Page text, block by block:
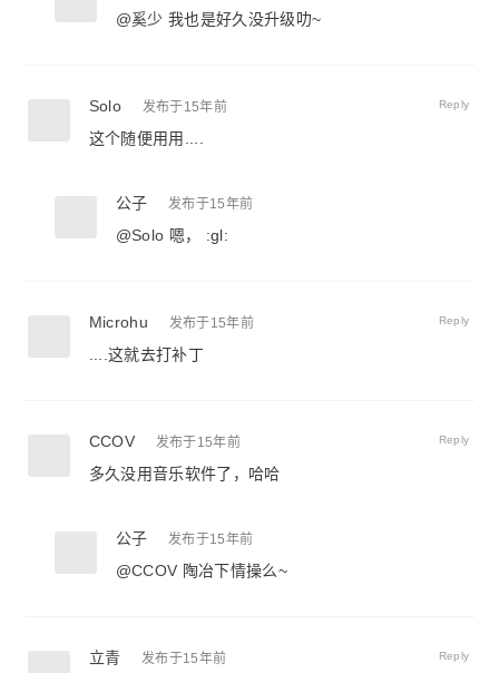
@奚少 我也是好久没升级叻~
Reply
Solo 发布于15年前
这个随便用用....
公子 发布于15年前
@Solo 嗯， :gl:
Reply
Microhu 发布于15年前
....这就去打补丁
Reply
CCOV 发布于15年前
多久没用音乐软件了，哈哈
公子 发布于15年前
@CCOV 陶冶下情操么~
Reply
立青 发布于15年前